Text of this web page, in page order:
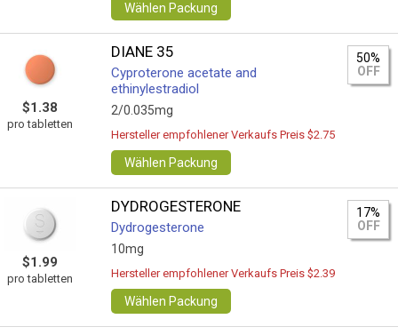
Wählen Packung
$1.38
pro tabletten
DIANE 35
Cyproterone acetate and
ethinylestradiol
2/0.035mg
50%
OFF
Hersteller empfohlener Verkaufs Preis $2.75
Wählen Packung
$1.99
pro tabletten
DYDROGESTERONE
Dydrogesterone
10mg
17%
OFF
Hersteller empfohlener Verkaufs Preis $2.39
Wählen Packung